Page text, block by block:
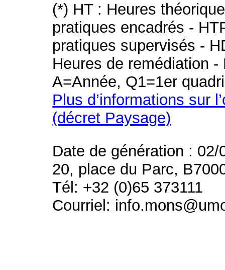
(*) HT : Heures
pratiques encadrés -
pratiques supervisés -
Heures de remédiation
A=Année, Q1=1er
Plus d’informations sur
(décret Paysage)
Date de génération : 02/
20, place du Parc,
Tél: +32 (0)65 373111
Courriel: